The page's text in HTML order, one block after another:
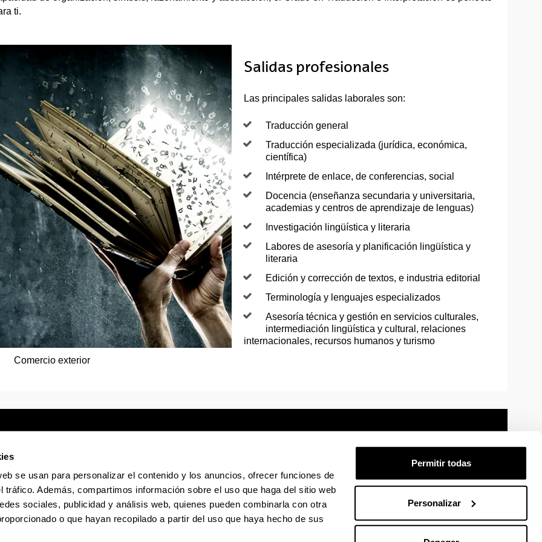
se usan para personalizar el contenido y los anuncios, ofrecer funciones de
tráfico. Además, compartimos información sobre el uso que haga del sitio web
sociales, publicidad y análisis web, quienes pueden combinarla con otra
o que hayan recopilado a partir del uso que haya hecho de sus
Permitir todas
Personalizar
ti.
Salidas profesionales
Las principales salidas laborales son:
Traducción general
Traducción especializada (jurídica, económica,
científica)
Intérprete de enlace, de conferencias, social
Docencia (enseñanza secundaria y universitaria,
academias y centros de aprendizaje de lenguas)
Investigación lingüística y literaria
Labores de asesoría y planificación lingüística y
literaria
Edición y corrección de textos, e industria editorial
Terminología y lenguajes especializados
Asesoría técnica y gestión en servicios culturales,
intermediación lingüística y cultural, relaciones
internacionales, recursos humanos y turismo
Comercio exterior
Sede electrónica Accesibilidad Información legal Mapa Ayuda Contacto
La EHU en TiktokLa EHU en BlueskyLa EHU en FacebookLa EHU en LinkedinLa EHU en InstagramLa EHU en YoutubeLa EHU en VimeoLa EHU en Flickr